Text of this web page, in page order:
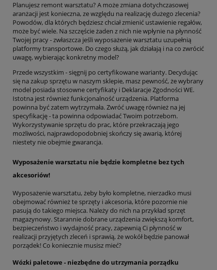
Planujesz remont warsztatu? A może zmiana dotychczasowej
aranżacji jest konieczna, ze względu na realizację dużego zlecenia?
Powodów, dla których będziesz chciał zmienić ustawienie regałów,
może być wiele. Na szczęście żaden z nich nie wpłynie na płynność
Twojej pracy - zwłaszcza jeśli wyposażenie warsztatu uzupełnią
platformy transportowe. Do czego służą, jak działają i na co zwrócić
uwagę, wybierając konkretny model?
Przede wszystkim - sięgnij po certyfikowane warianty. Decydując
się na zakup sprzętu w naszym sklepie, masz pewność, że wybrany
model posiada stosowne certyfikaty i Deklaracje Zgodności WE.
Istotna jest również funkcjonalność urządzenia. Platforma
powinna być zatem wytrzymała. Zwróć uwagę również na jej
specyfikację - ta powinna odpowiadać Twoim potrzebom.
Wykorzystywanie sprzętu do prac, które przekraczają jego
możliwości, najprawdopodobniej skończy się awarią, której
niestety nie obejmie gwarancja.
Wyposażenie warsztatu nie będzie kompletne bez tych
akcesoriów!
Wyposażenie warsztatu, żeby było kompletne, nierzadko musi
obejmować również te sprzęty i akcesoria, które pozornie nie
pasują do takiego miejsca. Należy do nich na przykład sprzęt
magazynowy. Starannie dobrane urządzenia zwiększą komfort,
bezpieczeństwo i wydajność pracy, zapewnią Ci płynność w
realizacji przyjętych zleceń i sprawią, że wokół będzie panował
porządek! Co koniecznie musisz mieć?
Wózki paletowe - niezbędne do utrzymania porządku